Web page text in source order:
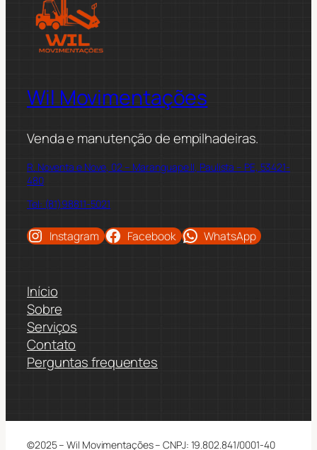
Wil Movimentações
Venda e manutenção de empilhadeiras.
R. Noventa e Nove, 02 – Maranguape II, Paulista – PE, 53421-
480
Tel: (81)98811-5021
Instagram Facebook WhatsApp
Início
Sobre
Serviços
Contato
Perguntas frequentes
©2025 – Wil Movimentações – CNPJ: 19.802.841/0001-40